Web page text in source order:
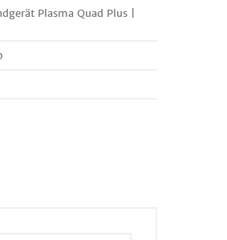
Plasma Quad Plus |